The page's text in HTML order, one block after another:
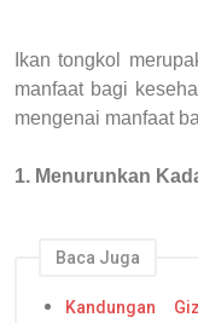
Ikan tongkol
manfaat bagi
mengenai manfaat
1. Menurunkan
Baca Juga
Kandungan